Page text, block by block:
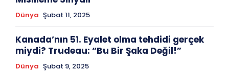
Dünya Şubat 11, 2025
Kanada’nın 51. Eyalet olma tehdidi gerçek
miydi? Trudeau: “Bu Bir Şaka Değil!”
Dünya Şubat 9, 2025